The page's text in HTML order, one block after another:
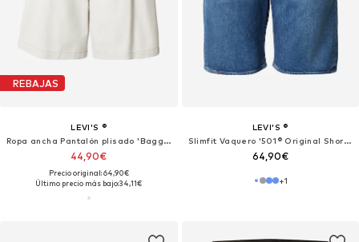
REBAJAS
LEVI'S ®
Ropa ancha Pantalón plisado 'Baggy Pleated Shorts'
44,90€
Precio original: 64,90€
Último precio más bajo:34,11€
LEVI'S ®
Slimfit Vaquero '501® Original Shorts'
64,90€
+1